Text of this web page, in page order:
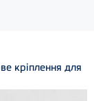
кріплення для